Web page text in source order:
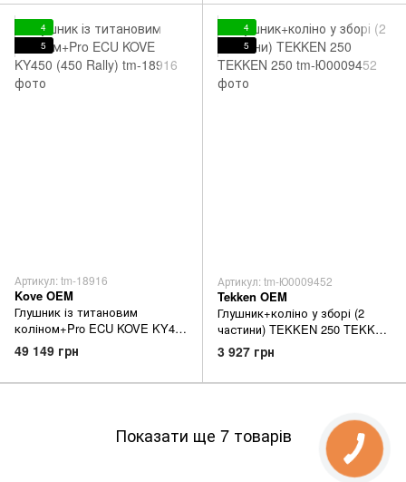
4
5
Артикул: tm-18916
Kove OEM
Глушник із титановим
коліном+Pro ECU KOVE KY450
(450 Rally)
49 149 грн
4
5
Артикул: tm-Ю0009452
Tekken OEM
Глушник+коліно у зборі (2
частини) TEKKEN 250 TEKKEN
250
3 927 грн
Показати ще 7 товарів